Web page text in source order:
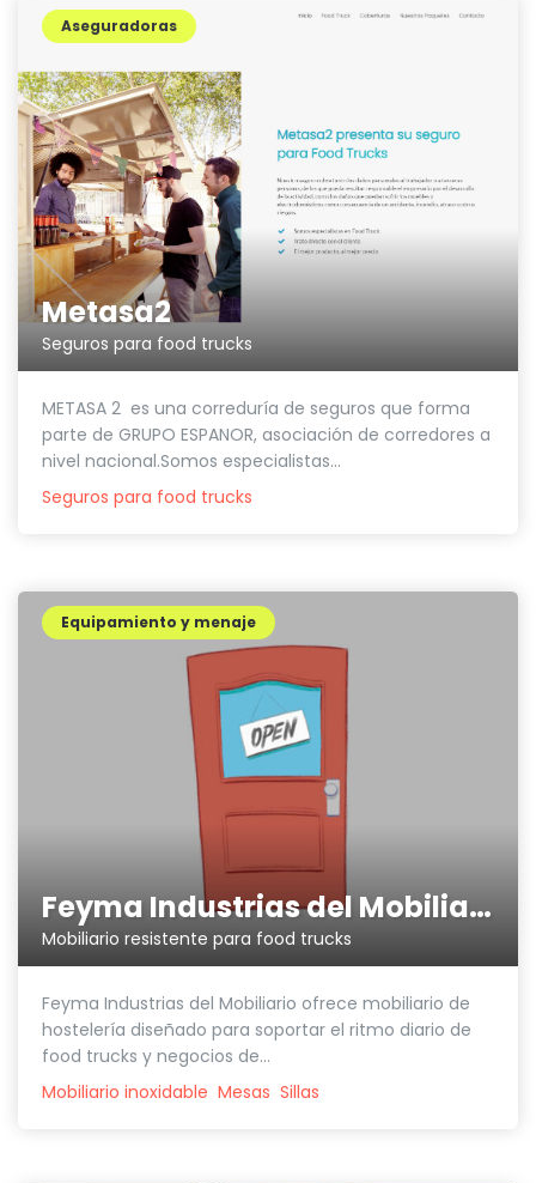
Metasa2
Seguros para food trucks
Aseguradoras
METASA 2 es una correduría de seguros que forma
parte de GRUPO ESPANOR, asociación de corredores a
nivel nacional.Somos especialistas...
Seguros para food trucks
Feyma Industrias del Mobiliario
Mobiliario resistente para food trucks
Equipamiento y menaje
Feyma Industrias del Mobiliario ofrece mobiliario de
hostelería diseñado para soportar el ritmo diario de
food trucks y negocios de...
Mobiliario inoxidable Mesas Sillas